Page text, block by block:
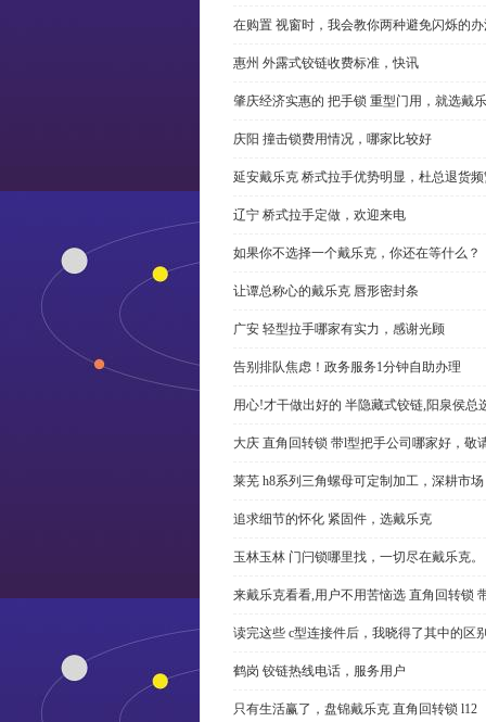
在购置 视窗时，我会教你两种避免闪烁的
惠州 外露式铰链收费标准，快讯
肇庆经济实惠的 把手锁 重型门用，就选戴
庆阳 撞击锁费用情况，哪家比较好
延安戴乐克 桥式拉手优势明显，杜总退货
辽宁 桥式拉手定做，欢迎来电
如果你不选择一个戴乐克，你还在等什么？
让谭总称心的戴乐克 唇形密封条
广安 轻型拉手哪家有实力，感谢光顾
告别排队焦虑！政务服务1分钟自助办理
用心!才干做出好的 半隐藏式铰链,阳泉侯总
大庆 直角回转锁 带l型把手公司哪家好，敬
莱芜 h8系列三角螺母可定制加工，深耕市场
追求细节的怀化 紧固件，选戴乐克
玉林玉林 门闩锁哪里找，一切尽在戴乐克。
来戴乐克看看,用户不用苦恼选 直角回转锁
读完这些 c型连接件后，我晓得了其中的区
鹤岗 铰链热线电话，服务用户
只有生活赢了，盘锦戴乐克 直角回转锁 l12